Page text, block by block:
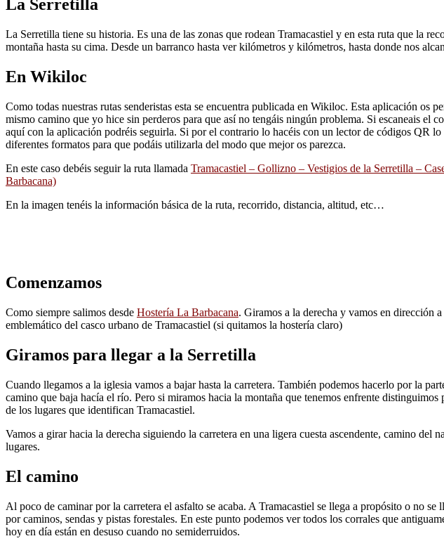
La Serretilla
La Serretilla tiene su historia. Es una de las zonas que rodean Tramacastiel y en esta ruta que la
montaña hasta su cima. Desde un barranco hasta ver kilómetros y kilómetros, hasta donde nos
En Wikiloc
Como todas nuestras rutas senderistas esta se encuentra publicada en Wikiloc. Esta aplicación os
mismo camino que yo hice sin perderos para que así no tengáis ningún problema. Si escaneais el
aquí con la aplicación podréis seguirla. Si por el contrario lo hacéis con un lector de códigos QR lo
diferentes formatos para que podáis utilizarla del modo que mejor os parezca.
En este caso debéis seguir la ruta llamada Tramacastiel – Gollizno – Vestigios de la Serretilla –
Barbacana)
En la imagen tenéis la información básica de la ruta, recorrido, distancia, altitud, etc…
Comenzamos
Como siempre salimos desde Hostería La Barbacana. Giramos a la derecha y vamos en dirección
emblemático del casco urbano de Tramacastiel (si quitamos la hostería claro)
Giramos para llegar a la Serretilla
Cuando llegamos a la iglesia vamos a bajar hasta la carretera. También podemos hacerlo por la
camino que baja hacía el río. Pero si miramos hacia la montaña que tenemos enfrente distinguimos
de los lugares que identifican Tramacastiel.
Vamos a girar hacia la derecha siguiendo la carretera en una ligera cuesta ascendente, camino del
lugares.
El camino
Al poco de caminar por la carretera el asfalto se acaba. A Tramacastiel se llega a propósito o no se
por caminos, sendas y pistas forestales. En este punto podemos ver todos los corrales que
hoy en día están en desuso cuando no semiderruidos.